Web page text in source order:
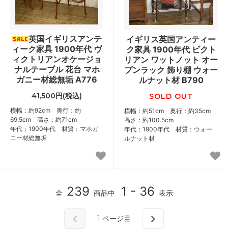
英国イギリスアンテ
ィーク家具 1900年代 ヴ
ィクトリアンオケージョ
ナルテーブル 花台 マホ
ガニー材総無垢 A776
41,500円(税込)
横幅：約92cm 奥行：約
69.5cm 高さ：約71cm
年代：1900年代 材質：マホガ
ニー材総無垢
イギリス英国アンティー
ク家具 1900年代 ビクト
リアン ワットノット オー
プンラック 飾り棚 ウォー
ルナット材 B790
SOLD OUT
横幅：約51cm 奥行：約35cm
高さ：約100.5cm
年代：1900年代 材質：ウォー
ルナット材
全 239 商品中 1 - 36 表示
1 ページ目